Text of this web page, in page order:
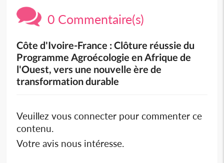
0 Commentaire(s)
Côte d'Ivoire-France : Clôture réussie du
Programme Agroécologie en Afrique de
l'Ouest, vers une nouvelle ère de
transformation durable
Veuillez vous connecter pour commenter ce
contenu.
Votre avis nous intéresse.